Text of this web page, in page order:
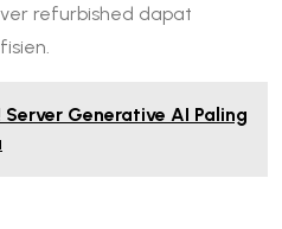
refurbished dapat
Server Generative AI Paling